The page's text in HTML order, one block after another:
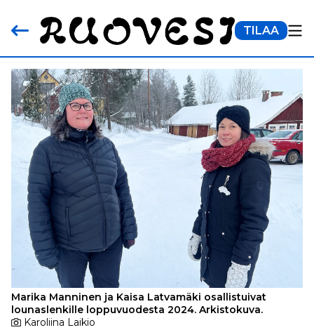
TILAA
Marika Manninen ja Kaisa Latvamäki osallistuivat
lounaslenkille loppuvuodesta 2024. Arkistokuva.
Karoliina Laikio